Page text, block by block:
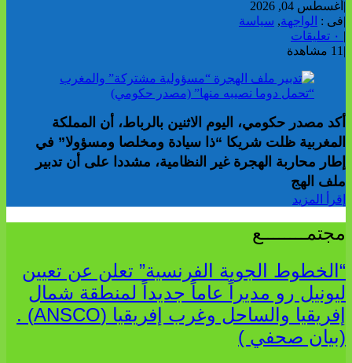
| أغسطس 04, 2026
|فى : الواجهة, سياسة
|
| 11 مشاهدة
أكد مصدر حكومي، اليوم الاثنين بالرباط، أن المملكة
المغربية ظلت شريكا “ذا سيادة ومخلصا ومسؤولا” في
إطار محاربة الهجرة غير النظامية، مشددا على أن تدبير
ملف الهج
إقرأ المزيد
مجتمــــــــع
“الخطوط الجوية الفرنسية” تعلن عن تعيين
ليونيل رو مديراً عاماً جديداً لمنطقة شمال
إفريقيا والساحل وغرب إفريقيا (ANSCO) .
(بيان صحفي )